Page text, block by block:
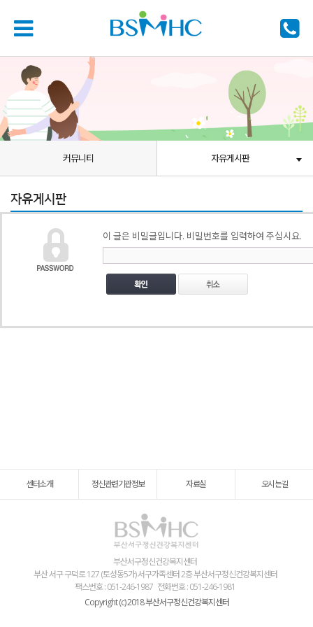
커뮤니티 자유게시판
자유게시판
이 글은 비밀글입니다. 비밀번호를 입력하여 주십시요.
센터소개 정신관련기관정보 자료실 오시는길
부산서구정신건강복지센터
부산 서구 구덕로 127 (토성동5가) 서구가족센터 2층 부산서구정신건강복지센터
팩스번호 : 051-246-1987 전화번호 : 051-246-1981
Copyright (c) 2018 부산서구정신건강복지센터